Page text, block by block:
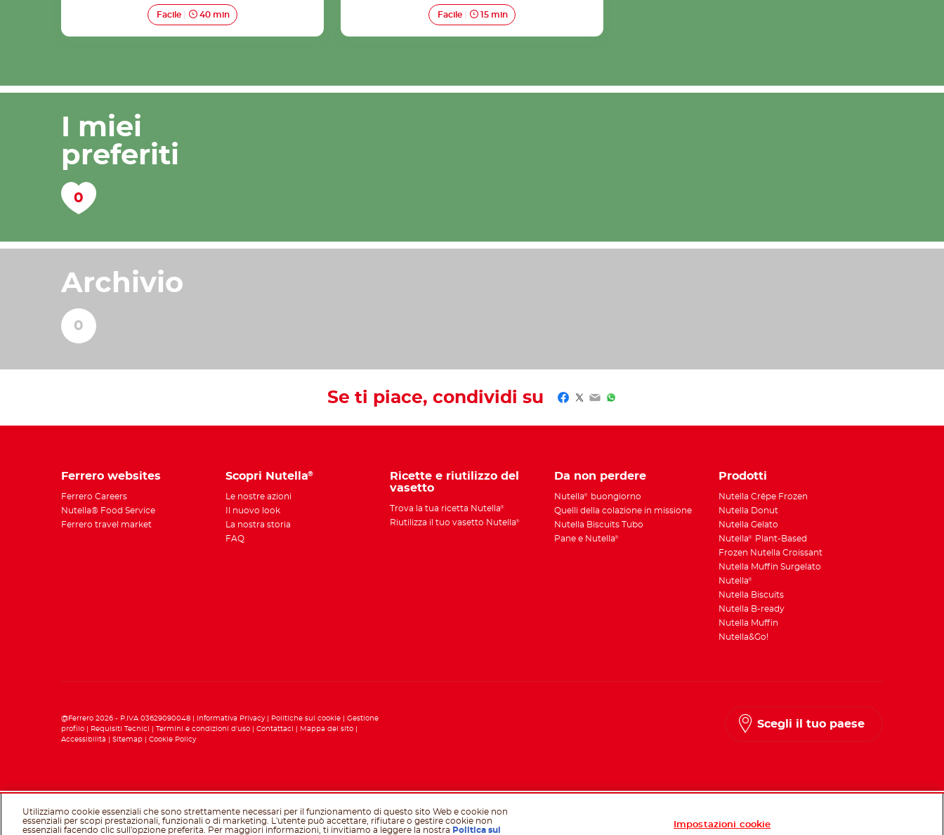
Facile 40 min Facile 15 min
I miei
preferiti
Archivio
Se ti piace, condividi su Facebook
Twitter
EmailWhatsApp
Ferrero websites
Ferrero Careers
Nutella® Food Service
Ferrero travel market
Scopri Nutella®
Le nostre azioni
Il nuovo look
La nostra storia
FAQ
Ricette e riutilizzo del
vasetto
Trova la tua ricetta Nutella®
Riutilizza il tuo vasetto Nutella®
Da non perdere
Nutella®
buongiorno
Quelli della colazione in missione
Nutella Biscuits Tubo
Pane e Nutella®
Prodotti
Nutella Crêpe Frozen
Nutella Donut
Nutella Gelato
Nutella®
Plant-Based
Frozen Nutella Croissant
Nutella Muffin Surgelato
Nutella®
Nutella Biscuits
Nutella B-ready
Nutella Muffin
Nutella&Go!
Scegli il tuo paese
@Ferrero 2026 - P.IVA 03629090048 Informativa Privacy Politiche sui cookie
Gestione
profilo
Requisiti Tecnici Termini e condizioni d’uso Contattaci
Mappa del sito
Accessibilità
Sitemap Cookie Policy
Utilizziamo cookie essenziali che sono strettamente necessari per il funzionamento di questo sito Web e cookie non
essenziali per scopi prestazionali, funzionali o di marketing. L'utente può accettare, rifiutare o gestire cookie non
essenziali facendo clic sull'opzione preferita. Per maggiori informazioni, ti invitiamo a leggere la nostra Politica sui
Impostazioni cookie